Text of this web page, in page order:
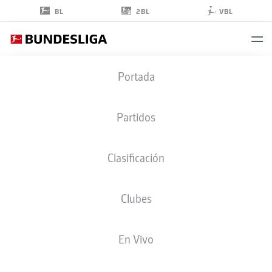
BL 2BL VBL
Portada
Partidos
Clasificación
Clubes
En Vivo
BORUSSIA MÖNCHENGLADBACH